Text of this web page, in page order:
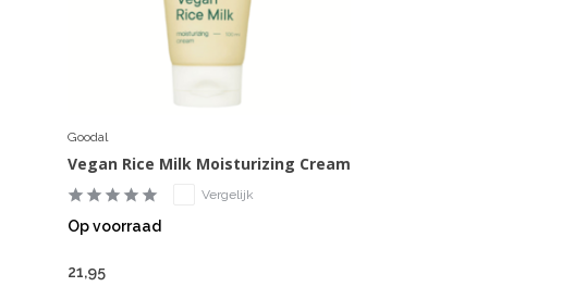
Goodal
Vegan Rice Milk Moisturizing Cream
Vergelijk
Op voorraad
21,95